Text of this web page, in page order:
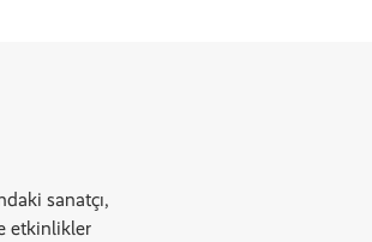
sanatçı,
etkinlikler